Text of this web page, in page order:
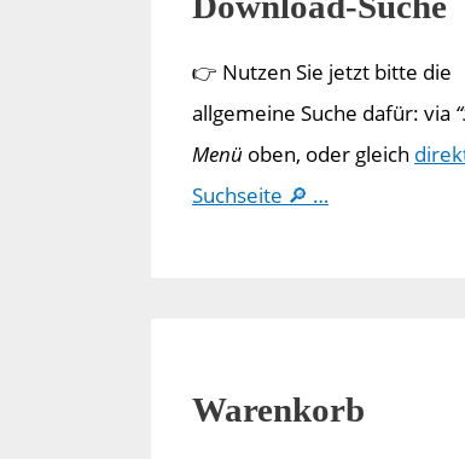
👉 Nutzen Sie jetzt bitte die
allgemeine Suche dafür: via
Menü oben, oder gleich
Suchseite 🔎 …
Warenkorb